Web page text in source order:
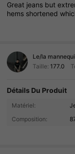
Great jeans but
hems shortened
Le/la
Taille: 177.0
Détails Du Produit
Matériel:
Composition: